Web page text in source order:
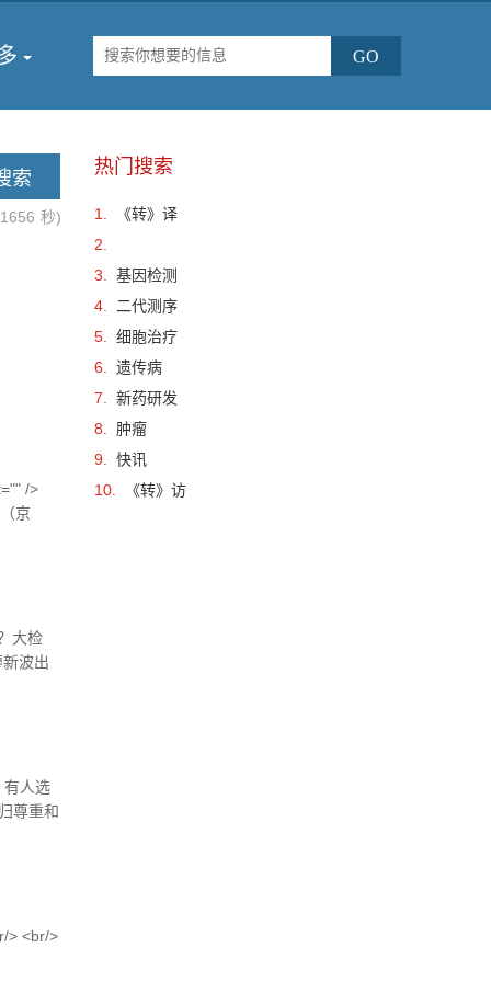
秒)
/>
京
大检
波出
有人选
尊重和
> <br/>
热门搜索
1.
《转》译
2.
3.
基因检测
4.
二代测序
5.
细胞治疗
6.
遗传病
7.
新药研发
8.
肿瘤
9.
快讯
10.
《转》访